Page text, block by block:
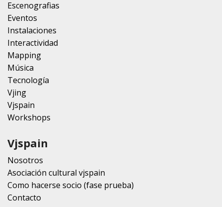
Escenografias
Eventos
Instalaciones
Interactividad
Mapping
Música
Tecnología
Vjing
Vjspain
Workshops
Vjspain
Nosotros
Asociación cultural vjspain
Como hacerse socio (fase prueba)
Contacto